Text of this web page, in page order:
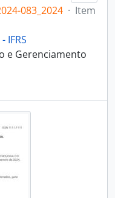
083_2024 · Item
IFRS
e Gerenciamento